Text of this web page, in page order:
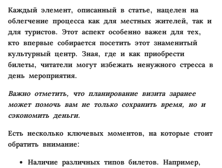
Каждый элемент, описанный в статье, нацелен на
облегчение процесса как для местных жителей, так и
для туристов. Этот аспект особенно важен для тех,
кто впервые собирается посетить этот знаменитый
культурный центр. Зная, где и как приобрести
билеты, читатели могут избежать ненужного стресса в
день мероприятия.
Важно отметить, что планирование визита заранее
может помочь вам не только сохранить время, но и
сэкономить деньги.
Есть несколько ключевых моментов, на которые стоит
обратить внимание:
Наличие различных типов билетов. Например,